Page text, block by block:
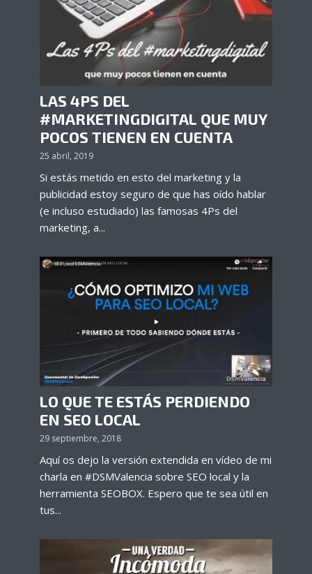
LAS 4PS DEL
#MARKETINGDIGITAL QUE MUY
POCOS TIENEN EN CUENTA
25 abril, 2019
Si estás metido en esto del marketing y la
publicidad estoy seguro de que has oído hablar
(e incluso estudiado) las famosas 4Ps del
marketing, a...
LO QUE TE ESTÁS PERDIENDO
EN SEO LOCAL
29 septiembre, 2018
Aquí os dejo la versión extendida en vídeo de mi
charla en #DSMValencia sobre SEO local y la
herramienta SEOBOX. Espero que te sea útil en
tus...